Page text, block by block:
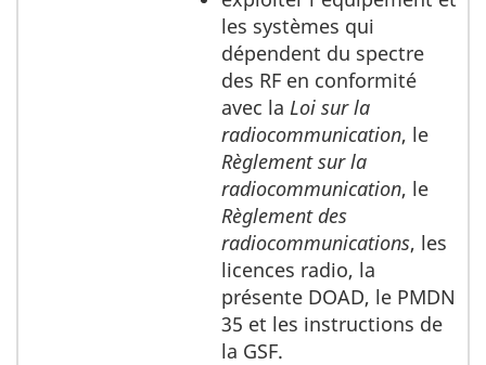
les systèmes qui
dépendent du spectre
des RF en conformité
avec la Loi sur la
radiocommunication, le
Règlement sur la
radiocommunication, le
Règlement des
radiocommunications, les
licences radio, la
présente DOAD, le PMDN
35 et les instructions de
la GSF.